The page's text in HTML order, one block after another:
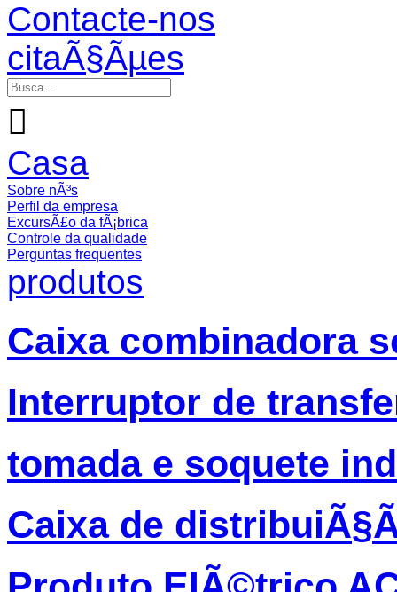
Contacte-nos
citaÃ§Ãµes

Casa
Sobre nÃ³s
Perfil da empresa
ExcursÃ£o da fÃ¡brica
Controle da qualidade
Perguntas frequentes
produtos
Caixa combinadora
Interruptor de
tomada e soquete
Caixa de